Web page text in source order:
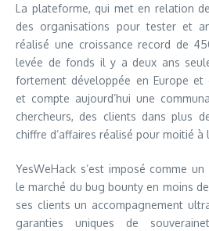
La plateforme, qui met en relation
des organisations pour tester et
réalisé une croissance record de
levée de fonds il y a deux ans
fortement développée en Europe et
et compte aujourd’hui une
chercheurs, des clients dans plus
chiffre d’affaires réalisé pour moitié à
YesWeHack s’est imposé comme
le marché du bug bounty en moins
ses clients un accompagnement
garanties uniques de